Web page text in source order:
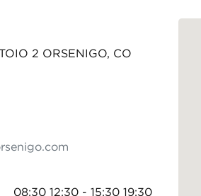
2 ORSENIGO, CO
08:30 12:30 - 15:30 19:30